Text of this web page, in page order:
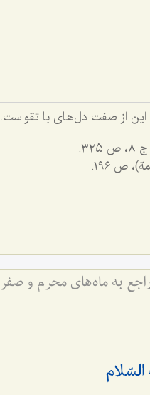
دارد این از صفت دل‌های با تقواست.
٣٢٥.
ص ١٩٦.
به ماه‌های محرم و صفر